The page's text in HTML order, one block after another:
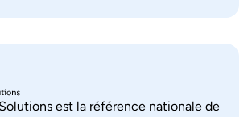
est la référence nationale de